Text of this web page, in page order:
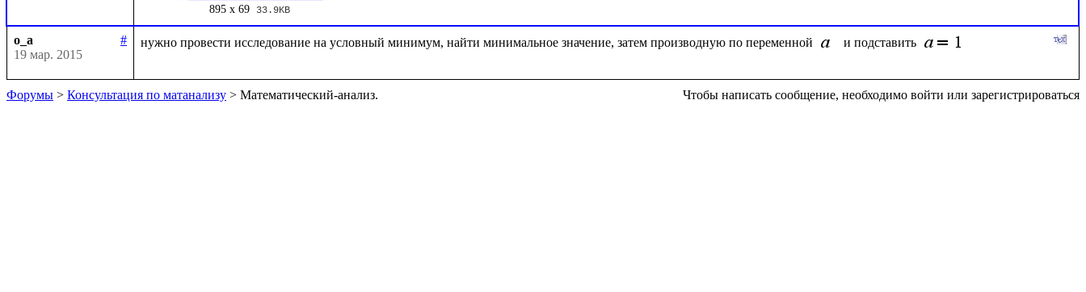
895 x 69 33.9KB
o_a
#
19 мар. 2015
нужно провести исследование на условный минимум, найти минимальное значение, затем производную по переменной и подставить
Форумы > Консультация по матанализу > Математический-анализ. Чтобы написать сообщение, необходимо войти или зарегистрироваться